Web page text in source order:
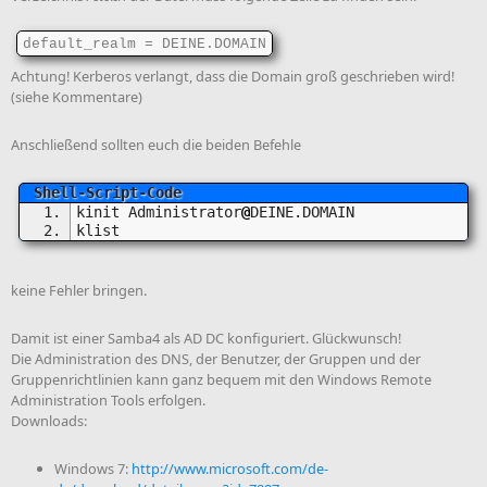
default_realm = DEINE.DOMAIN
Achtung! Kerberos verlangt, dass die Domain groß geschrieben wird!
(siehe Kommentare)
Anschließend sollten euch die beiden Befehle
kinit Administrator@DEINE.DOMAIN
klist
keine Fehler bringen.
Damit ist einer Samba4 als AD DC konfiguriert. Glückwunsch!
Die Administration des DNS, der Benutzer, der Gruppen und der
Gruppenrichtlinien kann ganz bequem mit den Windows Remote
Administration Tools erfolgen.
Downloads:
Windows 7: http://www.microsoft.com/de-